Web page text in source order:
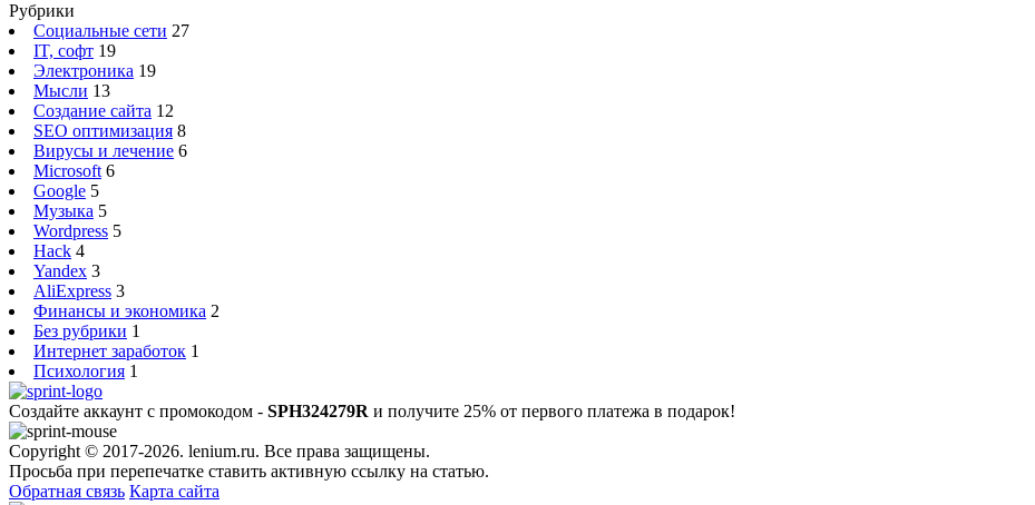
Рубрики
Социальные сети 27
IT, софт 19
Электроника 19
Мысли 13
Создание сайта 12
SEO оптимизация 8
Вирусы и лечение 6
Microsoft 6
Google 5
Музыка 5
Wordpress 5
Hack 4
Yandex 3
AliExpress 3
Финансы и экономика 2
Без рубрики 1
Интернет заработок 1
Психология 1
Создайте аккаунт с промокодом - SPH324279R и получите 25% от первого платежа в подарок!
Copyright © 2017-2026. lenium.ru. Все права защищены.
Просьба при перепечатке ставить активную ссылку на статью.
Обратная связь Карта сайта